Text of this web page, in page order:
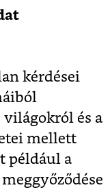
kérdései
világokról és a
mellett
például a